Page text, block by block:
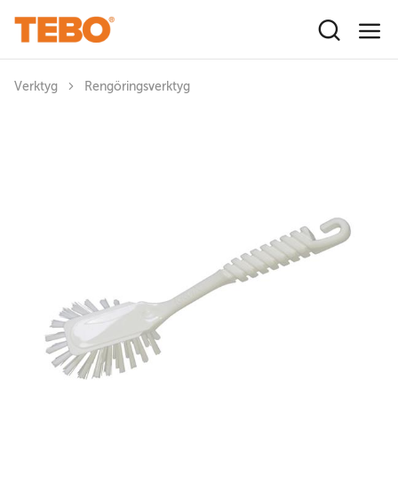
Verktyg Rengöringsverktyg